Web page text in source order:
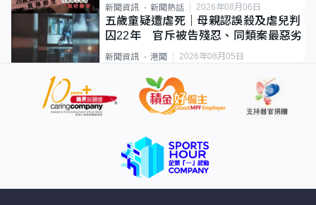
新聞資訊 新聞熱話 2026年08月06日
五歲童疑遭虐死｜母親認誤殺及虐兒判
囚22年 官斥被告殘忍、同類案最惡劣
新聞資訊 港聞 2026年08月05日